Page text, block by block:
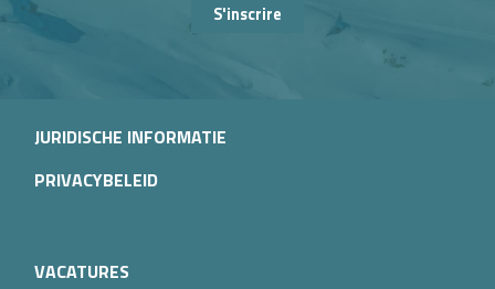
S'inscrire
JURIDISCHE INFORMATIE
PRIVACYBELEID
VACATURES